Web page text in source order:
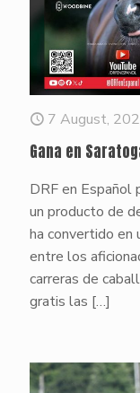
7 August,
Gana en
DRF en Español
un producto de
ha convertido en
entre los
carreras de
gratis las […]